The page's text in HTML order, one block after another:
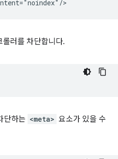
러를 차단합니다.
단하는 <meta> 요소가 있을 수